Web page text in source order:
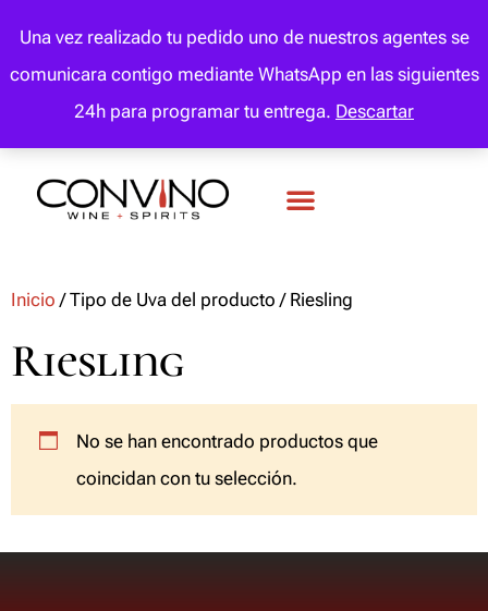
Una vez realizado tu pedido uno de nuestros agentes se
comunicara contigo mediante WhatsApp en las siguientes
24h para programar tu entrega. Descartar
IHADFA: El abuso de la bebida perjudica la salud.
Mi Cuenta Favoritos
Inicio / Tipo de Uva del producto / Riesling
Riesling
No se han encontrado productos que
coincidan con tu selección.